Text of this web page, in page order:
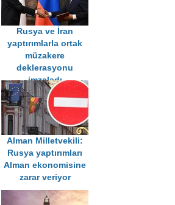
Rusya ve İran
yaptırımlarla ortak
müzakere
deklerasyonu
imzaladı
Alman Milletvekili:
Rusya yaptırımları
Alman ekonomisine
zarar veriyor